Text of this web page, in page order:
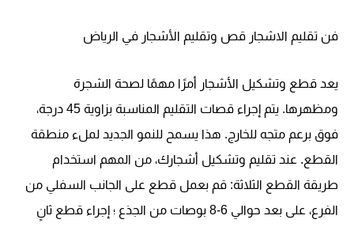
فن تقليم الاشجار قص وتقليم الأشجار في الرياض
يعد قطع وتشكيل الأشجار أمرًا مهمًا لصحة الشجرة
ومظهرها. يتم إجراء قصات التقليم المناسبة بزاوية 45 درجة،
فوق برعم متجه للخارج. هذا يسمح للنمو الجديد لملء منطقة
القطع. عند تقليم وتشكيل أشجارك، من المهم استخدام
طريقة القطع الثلاثة: قم بعمل قطع على الجانب السفلي من
الفرع، على بعد حوالي 6-8 بوصات من الجذع ؛ إجراء قطع ثانٍ